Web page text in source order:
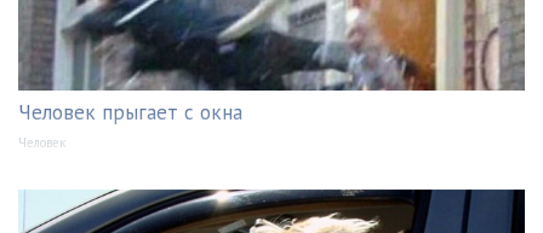
Человек прыгает с окна
Человек